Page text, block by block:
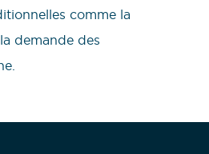
comme la
demande des